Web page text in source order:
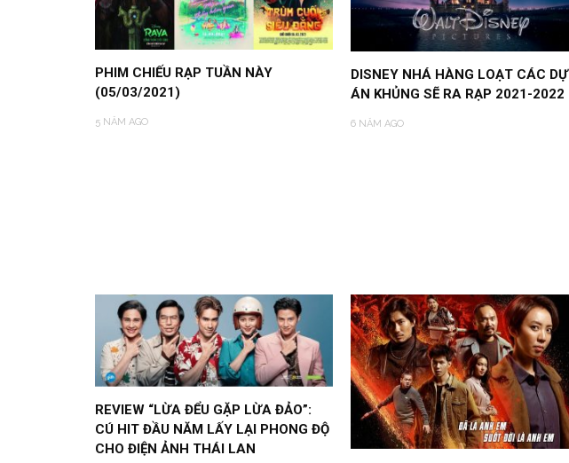
PHIM CHIẾU RẠP TUẦN NÀY
(05/03/2021)
5 NĂM AGO
DISNEY NHÁ HÀNG LOẠT CÁC DỰ
ÁN KHỦNG SẼ RA RẠP 2021-2022
6 NĂM AGO
REVIEW “LỪA ĐỂU GẶP LỪA ĐẢO”:
CÚ HIT ĐẦU NĂM LẤY LẠI PHONG ĐỘ
CHO ĐIỆN ẢNH THÁI LAN